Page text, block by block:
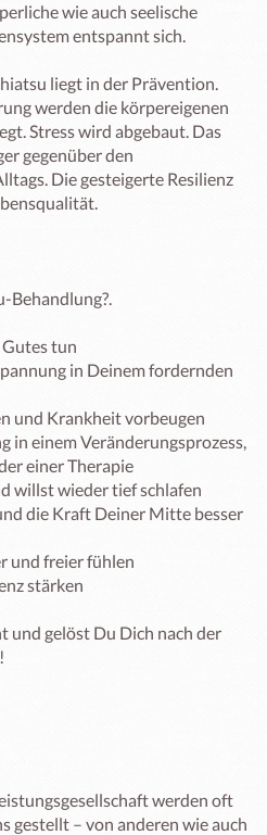
wie auch seelische
entspannt sich.
liegt in der Prävention.
werden die körpereigenen
Stress wird abgebaut. Das
gegenüber den
Die gesteigerte Resilienz
Behandlung?.
tun
in Deinem fordernden
und Krankheit vorbeugen
in einem Veränderungsprozess,
einer Therapie
willst wieder tief schlafen
die Kraft Deiner Mitte besser
und freier fühlen
stärken
und gelöst Du Dich nach der
werden oft
gestellt – von anderen wie auch